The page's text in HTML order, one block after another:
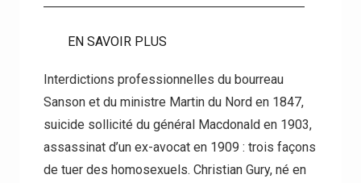
EN SAVOIR PLUS
Interdictions professionnelles du bourreau
Sanson et du ministre Martin du Nord en 1847,
suicide sollicité du général Macdonald en 1903,
assassinat d’un ex-avocat en 1909 : trois façons
de tuer des homosexuels. Christian Gury, né en